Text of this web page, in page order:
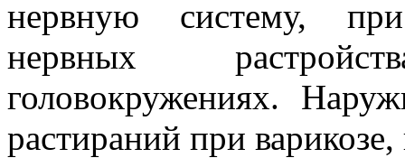
нервную систему,
нервных
головокружениях.
растираний при